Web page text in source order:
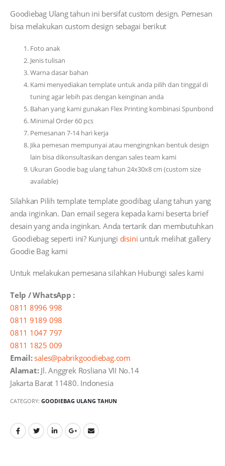
Goodiebag Ulang tahun ini bersifat custom design. Pemesan
bisa melakukan custom design sebagai berikut
Foto anak
Jenis tulisan
Warna dasar bahan
Kami menyediakan template untuk anda pilih dan tinggal di
tuning agar lebih pas dengan keinginan anda
Bahan yang kami gunakan Flex Printing kombinasi Spunbond
Minimal Order 60 pcs
Pemesanan 7-14 hari kerja
Jika pemesan mempunyai atau mengingnkan bentuk design
lain bisa dikonsultasikan dengan sales team kami
Ukuran Goodie bag ulang tahun 24x30x8 cm (custom size
available)
Silahkan Pilih template template goodibag ulang tahun yang
anda inginkan. Dan email segera kepada kami beserta brief
desain yang anda inginkan. Anda tertarik dan membutuhkan
Goodiebag seperti ini? Kunjungi disini untuk melihat gallery
Goodie Bag kami
Untuk melakukan pemesana silahkan Hubungi sales kami
Telp / WhatsApp :
0811 8996 998
0811 9189 098
0811 1047 797
0811 1825 009
Email: sales@pabrikgoodiebag.com
Alamat:Jl. Anggrek Rosliana VII No.14
Jakarta Barat 11480. Indonesia
CATEGORY: GOODIEBAG ULANG TAHUN